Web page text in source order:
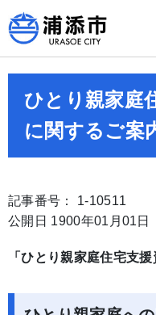
ひとり親家庭
に関するご案
記事番号： 1-10511
公開日 1900年01月01日
「ひとり親家庭住宅支